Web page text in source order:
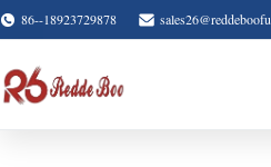
86--18923729878